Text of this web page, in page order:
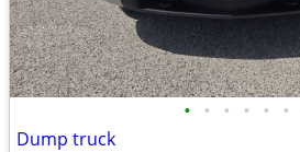
• • • • • •
Dump truck